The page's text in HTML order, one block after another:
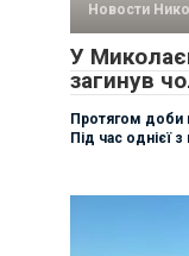
Новости
У
загинув
Протягом доби
Під час однієї